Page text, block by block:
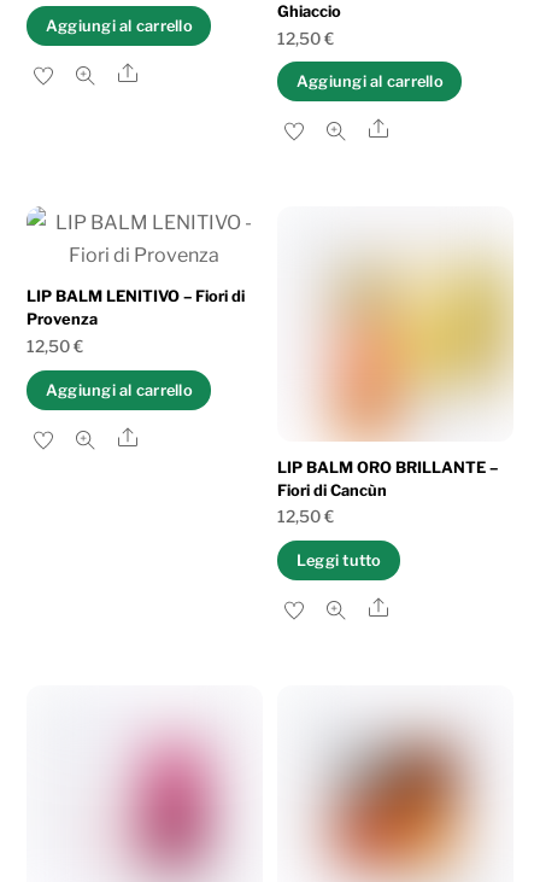
Aggiungi al carrello
Share
Ghiaccio
12,50€
Aggiungi al carrello
Share
LIP BALM LENITIVO – Fiori di
Provenza
12,50€
Aggiungi al carrello
Share
LIP BALM ORO BRILLANTE –
Fiori di Cancùn
12,50€
Leggi tutto
Share